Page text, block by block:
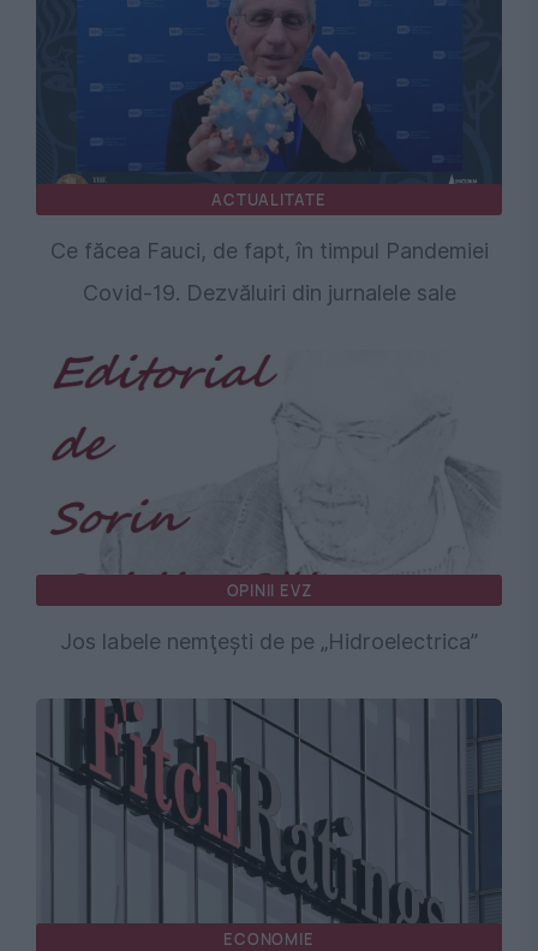
ACTUALITATE
Ce făcea Fauci, de fapt, în timpul Pandemiei
Covid-19. Dezvăluiri din jurnalele sale
OPINII EVZ
Jos labele nemţeşti de pe „Hidroelectrica”
ECONOMIE